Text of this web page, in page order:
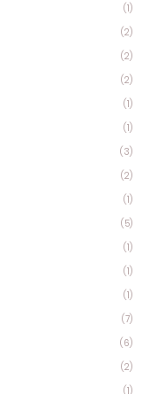
(1)
(2)
(2)
(2)
(1)
(1)
(3)
(2)
(1)
(5)
(1)
(1)
(1)
(7)
(6)
(2)
(1)